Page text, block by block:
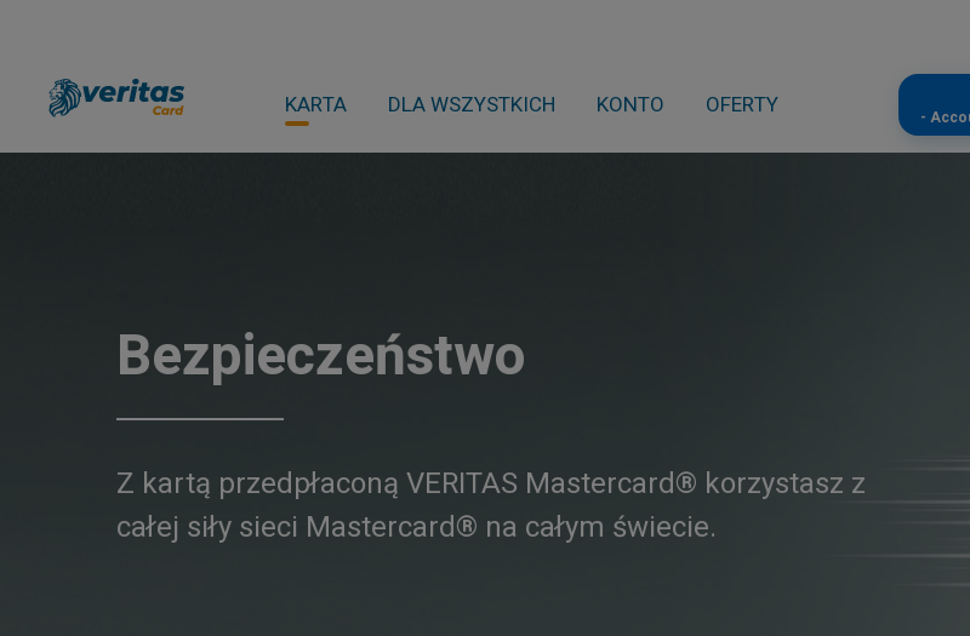
KARTA DLA WSZYSTKICH KONTO OFERTY -
Bezpieczeństwo
Z kartą przedpłaconą VERITAS Mastercard® korzystasz z
całej siły sieci Mastercard® na całym świecie.